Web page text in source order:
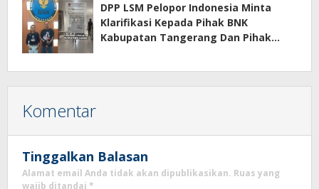
DPP LSM Pelopor Indonesia Minta
Klarifikasi Kepada Pihak BNK
Kabupatan Tangerang Dan Pihak
Komentar
Tinggalkan Balasan
Alamat email Anda tidak akan dipublikasikan. Ruas yang
wajib ditandai *